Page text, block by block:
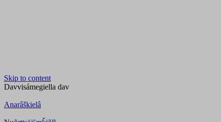
Skip to content
Davvisámegiella dav
Anarâškielâ